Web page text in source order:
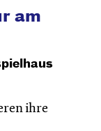
am
ihre